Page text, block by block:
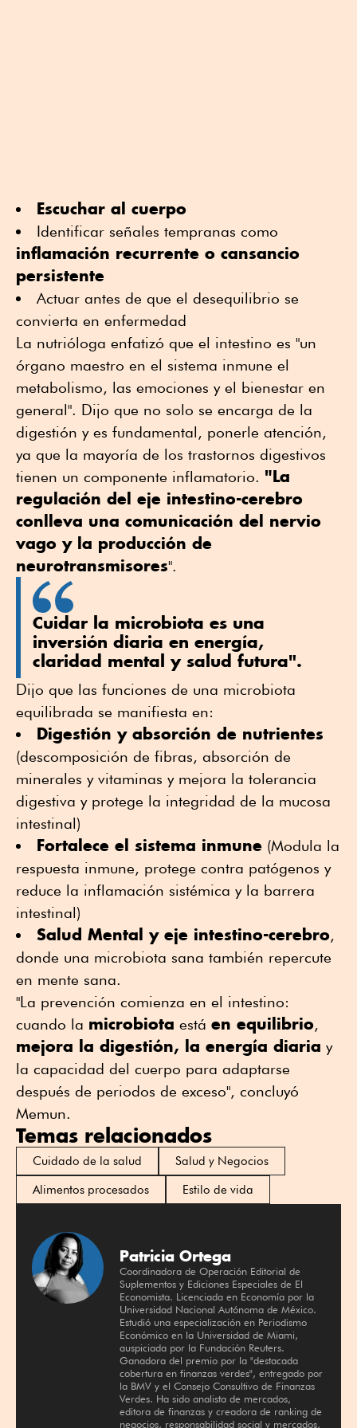
Escuchar al cuerpo
Identificar señales tempranas como
inflamación recurrente o cansancio
persistente
Actuar antes de que el desequilibrio se
convierta en enfermedad
La nutrióloga enfatizó que el intestino es "un
órgano maestro en el sistema inmune el
metabolismo, las emociones y el bienestar en
general". Dijo que no solo se encarga de la
digestión y es fundamental, ponerle atención,
ya que la mayoría de los trastornos digestivos
tienen un componente inflamatorio. "La
regulación del eje intestino-cerebro
conlleva una comunicación del nervio
vago y la producción de
neurotransmisores".
Cuidar la microbiota es una
inversión diaria en energía,
claridad mental y salud futura".
Dijo que las funciones de una microbiota
equilibrada se manifiesta en:
Digestión y absorción de nutrientes
(descomposición de fibras, absorción de
minerales y vitaminas y mejora la tolerancia
digestiva y protege la integridad de la mucosa
intestinal)
Fortalece el sistema inmune (Modula la
respuesta inmune, protege contra patógenos y
reduce la inflamación sistémica y la barrera
intestinal)
Salud Mental y eje intestino-cerebro,
donde una microbiota sana también repercute
en mente sana.
"La prevención comienza en el intestino:
cuando la microbiota está en equilibrio,
mejora la digestión, la energía diaria y
la capacidad del cuerpo para adaptarse
después de periodos de exceso", concluyó
Memun.
Temas relacionados
Cuidado de la salud
Salud y Negocios
Alimentos procesados
Estilo de vida
Patricia Ortega
Coordinadora de Operación Editorial de
Suplementos y Ediciones Especiales de El
Economista. Licenciada en Economía por la
Universidad Nacional Autónoma de México.
Estudió una especialización en Periodismo
Económico en la Universidad de Miami,
auspiciada por la Fundación Reuters.
Ganadora del premio por la "destacada
cobertura en finanzas verdes", entregado por
la BMV y el Consejo Consultivo de Finanzas
Verdes. Ha sido analista de mercados,
editora de finanzas y creadora de ranking de
negocios, responsabilidad social y mercados,